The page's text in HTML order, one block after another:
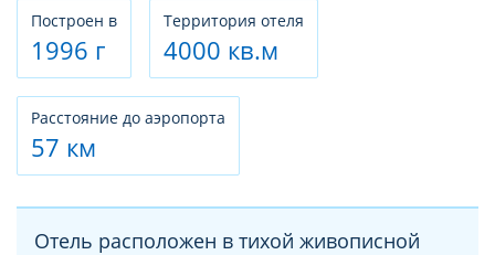
Построен в
1996 г
Территория отеля
4000 кв.м
Расстояние до аэропорта
57 км
Отель расположен в тихой живописной